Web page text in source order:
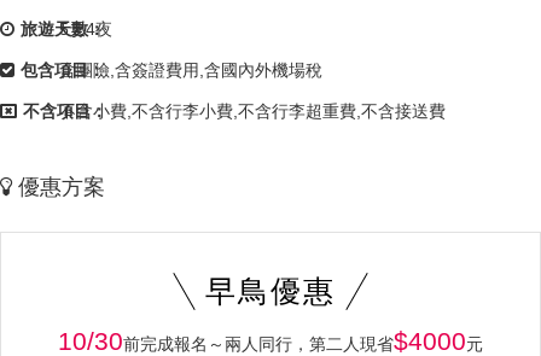
旅遊天數：
5天4夜
包含項目：
含團險,含簽證費用,含國內外機場稅
不含項目：
不含小費,不含行李小費,不含行李超重費,不含接送費
優惠方案
早鳥優惠
10/30前完成報名～兩人同行，第二人現省$4000元